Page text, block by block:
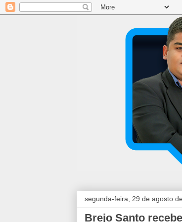
segunda-feira, 29 de agosto
Brejo Santo